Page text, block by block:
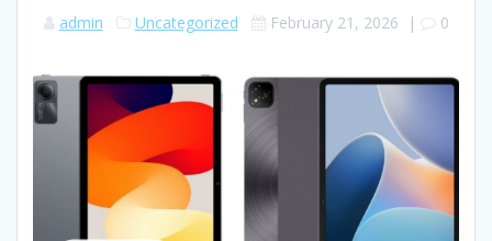
admin Uncategorized February 21, 2026 | 0